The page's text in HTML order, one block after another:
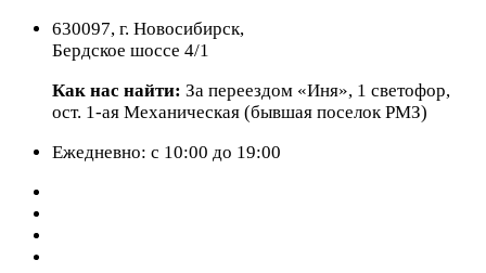
630097, г. Новосибирск,
Бердское шоссе 4/1
Как нас найти: За переездом «Иня», 1 светофор,
ост. 1-ая Механическая (бывшая поселок РМЗ)
Ежедневно: с 10:00 до 19:00